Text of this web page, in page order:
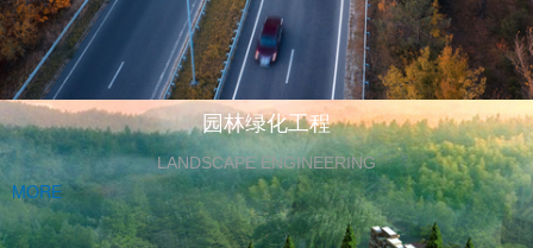
园林绿化工程
LANDSCAPE ENGINEERING
MORE